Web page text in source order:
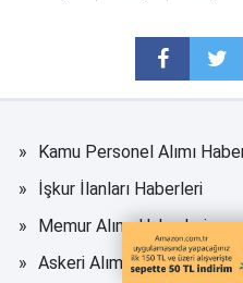
Kamu Personel Alımı
İşkur İlanları Haberleri
Memur Alımı Haberleri
Askeri Alım Haberleri